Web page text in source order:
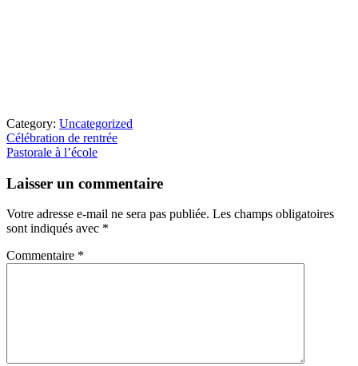
Category: Uncategorized
Article
précédent
Célébration de rentrée
Article
:
Pastorale à l’école
du
lecteur
Laisser un commentaire
Votre adresse e-mail ne sera pas publiée. Les champs obligatoires
sont indiqués avec *
Commentaire *